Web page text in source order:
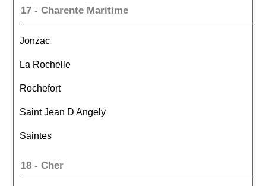
17 - Charente Maritime
Jonzac
La Rochelle
Rochefort
Saint Jean D Angely
Saintes
18 - Cher